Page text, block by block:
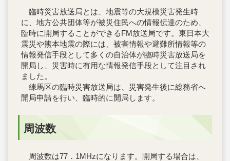
臨時災害放送局とは、地震等の大規模災害発生時
に、地方公共団体等が被災住民への情報伝達のため、
臨時に開局することができるFM放送局です。東日本大
震災や熊本地震の際には、被害情報や避難所情報等の
情報発信手段として多くの自治体が臨時災害放送局を
開局し、災害時に有用な情報発信手段として注目され
ました。
練馬区の臨時災害放送局は、災害発生後に総務省へ
開局申請を行い、臨時的に開局します。
周波数
周波数は77．1MHzになります。開局する場合は、